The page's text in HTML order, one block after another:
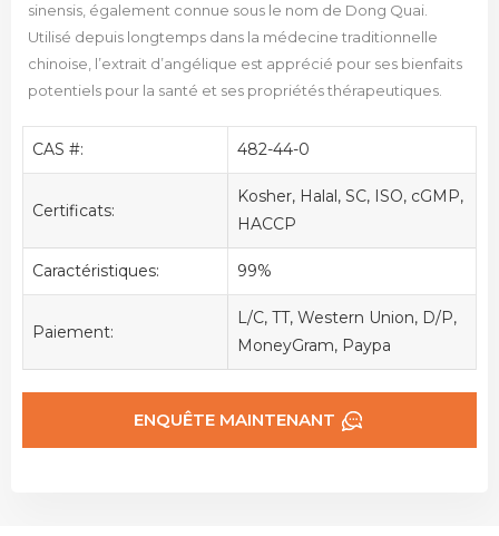
sinensis, également connue sous le nom de Dong Quai.
Utilisé depuis longtemps dans la médecine traditionnelle
chinoise, l’extrait d’angélique est apprécié pour ses bienfaits
potentiels pour la santé et ses propriétés thérapeutiques.
CAS #: 482-44-0
Certificats:
Kosher, Halal, SC, ISO, cGMP,
HACCP
Caractéristiques: 99%
Paiement:
L/C, TT, Western Union, D/P,
MoneyGram, Paypa
ENQUÊTE MAINTENANT